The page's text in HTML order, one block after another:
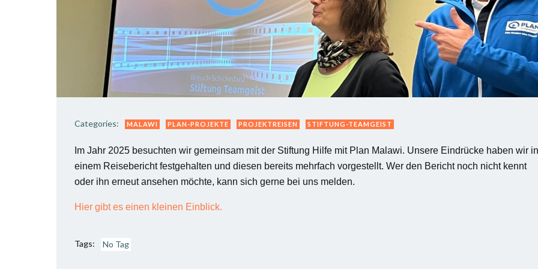
Categories: MALAWI PLAN-PROJEKTE PROJEKTREISEN STIFTUNG-TEAMGEIST
Im Jahr 2025 besuchten wir gemeinsam mit der Stiftung Hilfe mit Plan Malawi. Unsere Eindrücke haben wir in
einem Reisebericht festgehalten und diesen bereits mehrfach vorgestellt. Wer den Bericht noch nicht kennt
oder ihn erneut ansehen möchte, kann sich gerne bei uns melden.
Hier gibt es einen kleinen Einblick.
Tags: No Tag